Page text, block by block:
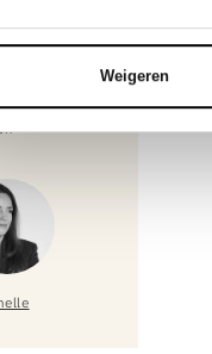
Weigeren
Wij
te
die